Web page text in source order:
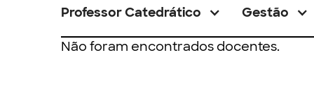
Professor Catedrático Gestão
Não foram encontrados docentes.